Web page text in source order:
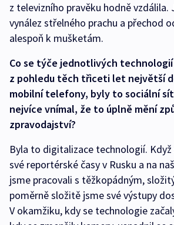
z televizního pravěku hodně vzdálila.
vynález střelného prachu a přechod
alespoň k mušketám.
Co se týče jednotlivých
z pohledu těch třiceti let největší
mobilní telefony, byly to sociální
nejvíce vnímal, že to úplně mění
zpravodajství?
Byla to digitalizace technologií. Když
své reportérské časy v Rusku a na
jsme pracovali s těžkopádným,
poměrně složitě jsme své výstupy
V okamžiku, kdy se technologie